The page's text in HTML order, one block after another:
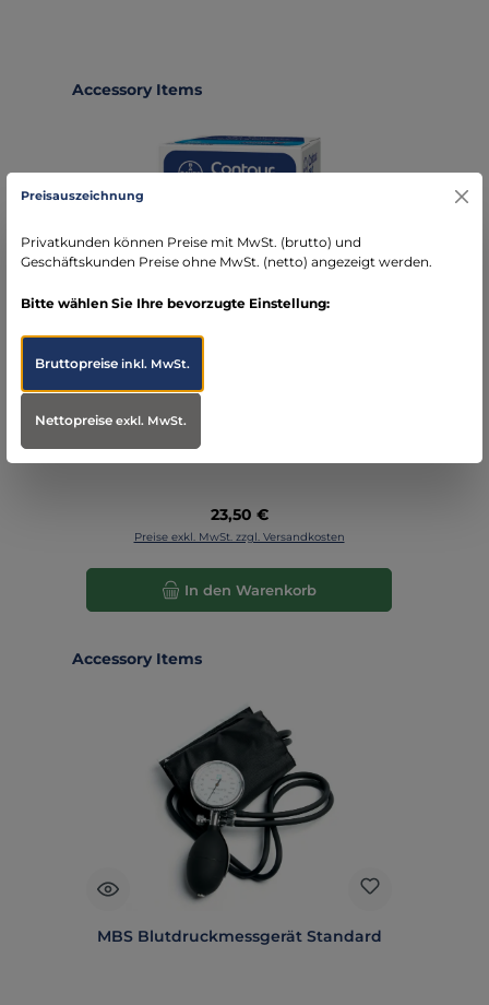
Produktgalerie überspringen
Accessory Items
CONTOUR® Next
Blutzuckermessstreifen | 50Stk
Regulärer Preis:
23,50 €
Preise exkl. MwSt. zzgl. Versandkosten
In den Warenkorb
Produktgalerie überspringen
Accessory Items
MBS Blutdruckmessgerät Standard
Preisauszeichnung
Privatkunden können Preise mit MwSt. (brutto) und
Geschäftskunden Preise ohne MwSt. (netto) angezeigt werden.
Bitte wählen Sie Ihre bevorzugte Einstellung:
Bruttopreiseinkl. MwSt.
Nettopreiseexkl. MwSt.